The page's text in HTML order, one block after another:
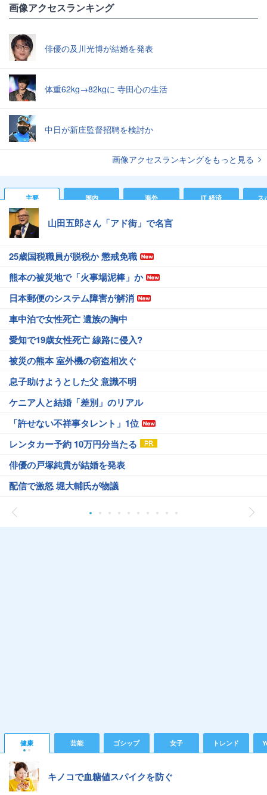
画像アクセスランキング
俳優の及川光博が結婚を発表
体重62kg→82kgに 寺田心の生活
中日が新庄監督招聘を検討か
画像アクセスランキングをもっと見る
主要 国内 海外 IT 経済 ス
山田五郎さん「アド街」で名言
25歳国税職員が脱税か 懲戒免職
熊本の被災地で「火事場泥棒」か
日本郵便のシステム障害が解消
車中泊で女性死亡 遺族の胸中
愛知で19歳女性死亡 線路に侵入?
被災の熊本 室外機の窃盗相次ぐ
息子助けようとした父 意識不明
ケニア人と結婚「差別」のリアル
「許せない不祥事タレント」1位
レンタカー予約 10万円分当たる
俳優の戸塚純貴が結婚を発表
配信で激怒 堀大輔氏が物議
健康 芸能 ゴシップ 女子 トレンド
キノコで血糖値スパイクを防ぐ